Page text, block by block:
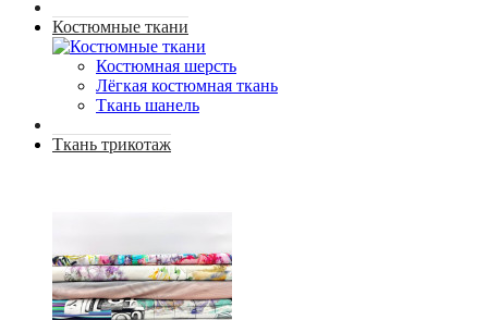
Костюмные ткани
Костюмная шерсть
Лёгкая костюмная ткань
Ткань шанель
Ткань трикотаж